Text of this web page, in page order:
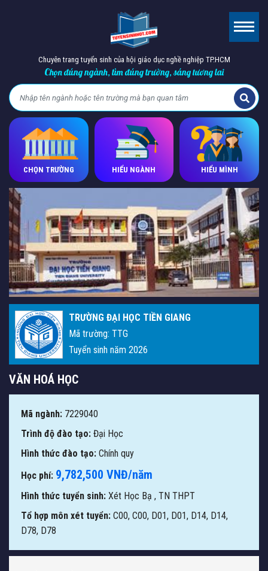
Chuyên trang tuyển sinh của hội giáo dục nghề nghiệp TP.HCM
Chọn đúng ngành, tìm đúng trường, sáng tương lai
HIỂU MÌNH
HIỂU NGÀNH
CHỌN TRƯỜNG
TRƯỜNG ĐẠI HỌC TIỀN GIANG
Mã trường: TTG
Tuyển sinh năm 2026
VĂN HOÁ HỌC
Mã ngành: 7229040
Trình độ đào tạo: Đại Học
Hình thức đào tạo: Chính quy
Học phí: 9,782,500 VNĐ/năm
Hình thức tuyển sinh: Xét Học Bạ , TN THPT
Tổ hợp môn xét tuyển: C00, C00, D01, D01, D14, D14,
D78, D78